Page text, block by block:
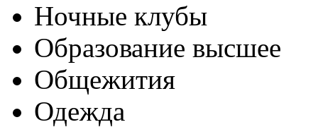
Ночные клубы
Образование высшее
Общежития
Одежда